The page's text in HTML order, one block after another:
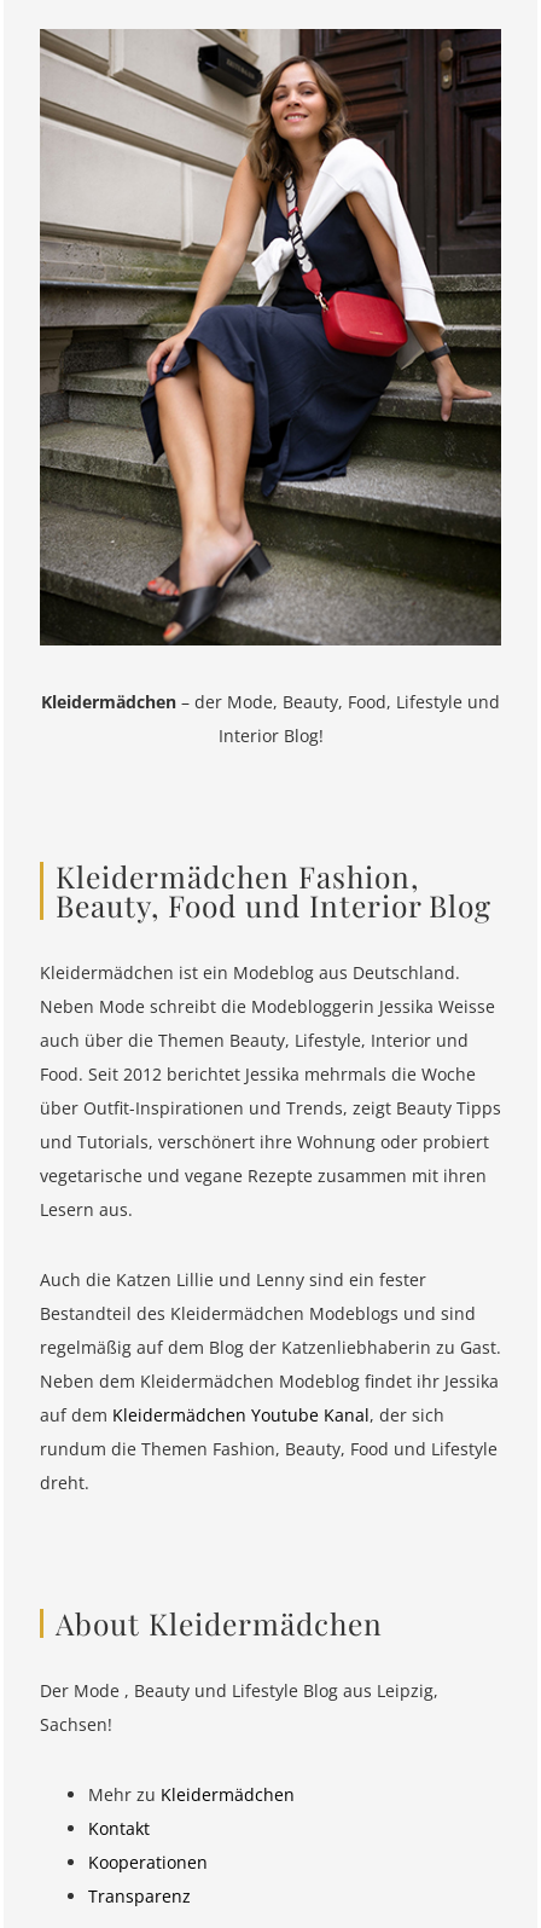
Kleidermädchen – der Mode, Beauty, Food, Lifestyle und
Interior Blog!
Kleidermädchen Fashion,
Beauty, Food und Interior Blog
Kleidermädchen ist ein Modeblog aus Deutschland.
Neben Mode schreibt die Modebloggerin Jessika Weisse
auch über die Themen Beauty, Lifestyle, Interior und
Food. Seit 2012 berichtet Jessika mehrmals die Woche
über Outfit-Inspirationen und Trends, zeigt Beauty Tipps
und Tutorials, verschönert ihre Wohnung oder probiert
vegetarische und vegane Rezepte zusammen mit ihren
Lesern aus.
Auch die Katzen Lillie und Lenny sind ein fester
Bestandteil des Kleidermädchen Modeblogs und sind
regelmäßig auf dem Blog der Katzenliebhaberin zu Gast.
Neben dem Kleidermädchen Modeblog findet ihr Jessika
auf dem Kleidermädchen Youtube Kanal, der sich
rundum die Themen Fashion, Beauty, Food und Lifestyle
dreht.
About Kleidermädchen
Der Mode , Beauty und Lifestyle Blog aus Leipzig,
Sachsen!
Mehr zu Kleidermädchen
Kontakt
Kooperationen
Transparenz